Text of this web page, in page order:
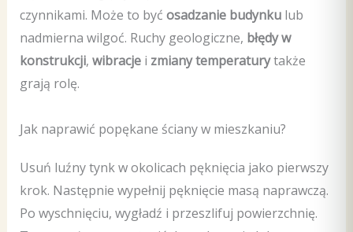
czynnikami. Może to być osadzanie budynkulub
nadmierna wilgoć. Ruchy geologiczne, błędy w
konstrukcji, wibracjei zmiany temperaturytakże
grają rolę.
Jak naprawić popękane ściany w mieszkaniu?
Usuń luźny tynk w okolicach pęknięcia jako pierwszy
krok. Następnie wypełnij pęknięcie masą naprawczą.
Po wyschnięciu, wygładź i przeszlifuj powierzchnię.